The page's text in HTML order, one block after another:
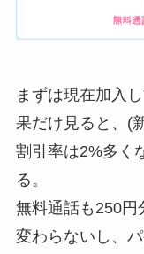
まずは現在加入
果だけ見ると、(
割引率は2%多く
る。
無料通話も250円
変わらないし、